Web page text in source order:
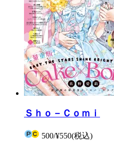
Ｓｈｏ－Ｃｏｍｉ
500/¥550(税込)